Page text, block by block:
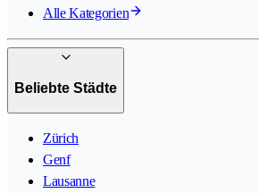
Alle Kategorien
Beliebte Städte
Zürich
Genf
Lausanne